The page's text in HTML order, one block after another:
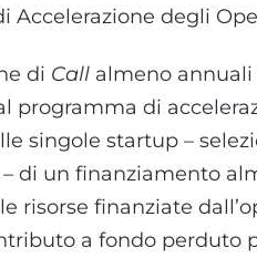
Accelerazione degli
di Call almeno
programma di
singole startup –
di un finanziamento
risorse finanziate
a fondo perduto